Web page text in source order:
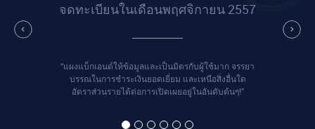
จดทะเบียนในเดือนพฤศจิกายน 2557
“แผงแบ็กเอนด์ให้ข้อมูลและเป็นมิตรกับผู้ใช้มาก จรรยา
บรรณในการชำระเงินยอดเยี่ยม และเหนือสิ่งอื่นใด
อัตราส่วนรายได้ต่อการเปิดเผยอยู่ในอันดับต้นๆ!”